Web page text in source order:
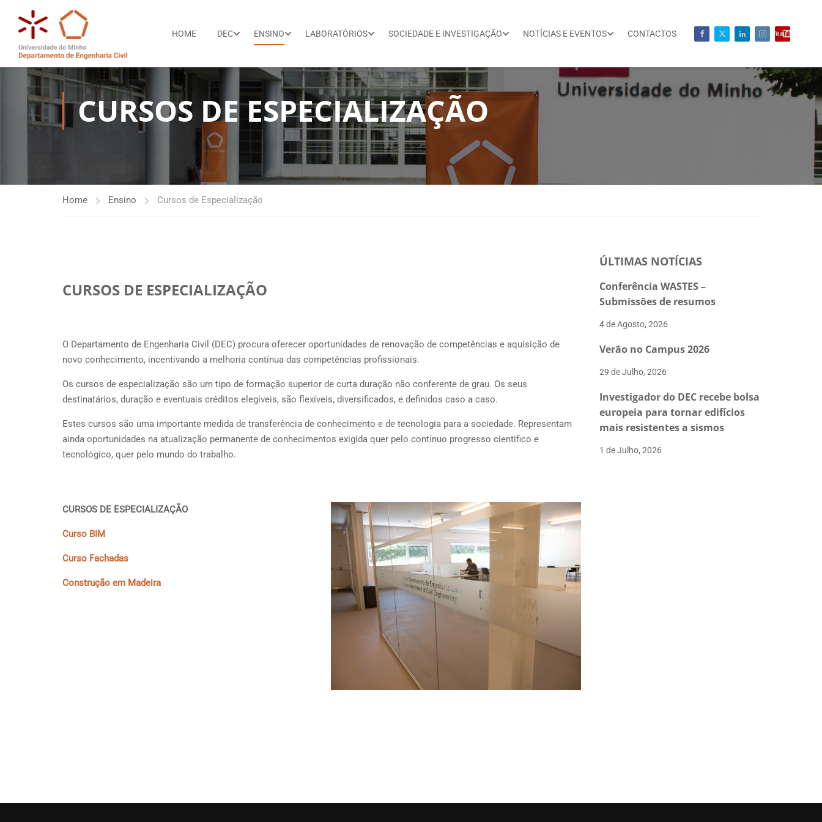
HOME DEC ENSINO LABORATÓRIOS SOCIEDADE E INVESTIGAÇÃO NOTÍCIAS E EVENTOS CONTACTOS
CURSOS DE ESPECIALIZAÇÃO
Home Ensino Cursos de Especialização
CURSOS DE ESPECIALIZAÇÃO
O Departamento de Engenharia Civil (DEC) procura oferecer oportunidades de renovação de competências e aquisição de
novo conhecimento, incentivando a melhoria contínua das competências profissionais.
Os cursos de especialização são um tipo de formação superior de curta duração não conferente de grau. Os seus
destinatários, duração e eventuais créditos elegíveis, são flexíveis, diversificados, e definidos caso a caso.
Estes cursos são uma importante medida de transferência de conhecimento e de tecnologia para a sociedade. Representam
ainda oportunidades na atualização permanente de conhecimentos exigida quer pelo contínuo progresso cientifico e
tecnológico, quer pelo mundo do trabalho.
CURSOS DE ESPECIALIZAÇÃO
Curso BIM
Curso Fachadas
Construção em Madeira
ÚLTIMAS NOTÍCIAS
Conferência WASTES –
Submissões de resumos
4 de Agosto, 2026
Verão no Campus 2026
29 de Julho, 2026
Investigador do DEC recebe bolsa
europeia para tornar edifícios
mais resistentes a sismos
1 de Julho, 2026